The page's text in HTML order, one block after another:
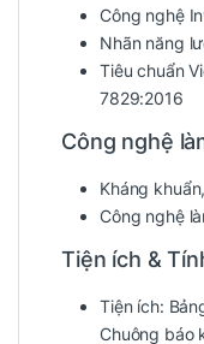
Công nghệ
Nhãn năng
Tiêu chuẩn
7829:2016
Công nghệ
Kháng
Công nghệ
Tiện ích &
Tiện ích:
Chuông báo